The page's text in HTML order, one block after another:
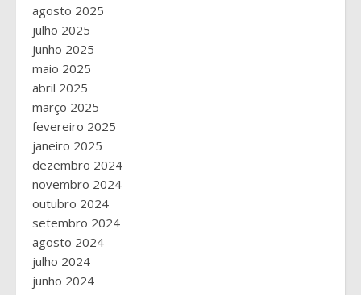
agosto 2025
julho 2025
junho 2025
maio 2025
abril 2025
março 2025
fevereiro 2025
janeiro 2025
dezembro 2024
novembro 2024
outubro 2024
setembro 2024
agosto 2024
julho 2024
junho 2024